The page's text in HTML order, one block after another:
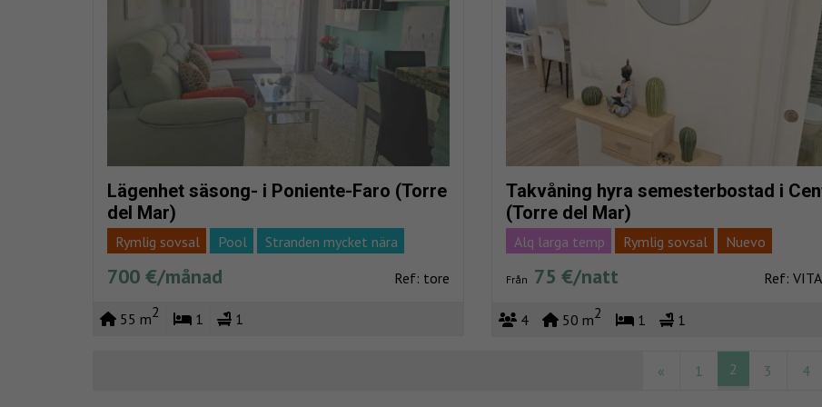
Lägenhet säsong- i Poniente-Faro (Torre
del Mar)
Rymlig sovsal Pool
Stranden mycket nära
Privat urb
Vacaciones
700 €/månad Ref: tore
55 m2 1 1
Takvåning hyra semesterbostad i
(Torre del Mar)
Alq larga temp Rymlig sovsal
Nuevo
Stranden mycket nära
Fullständigt centrera
Från 75 €/natt Ref:
4 50 m2 1 1
« 1 2 3 4